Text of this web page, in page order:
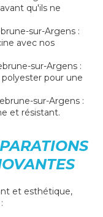
qu'ils ne
sur-Argens :
avec nos
sur-Argens :
pour une
sur-Argens :
et résistant.
et esthétique,